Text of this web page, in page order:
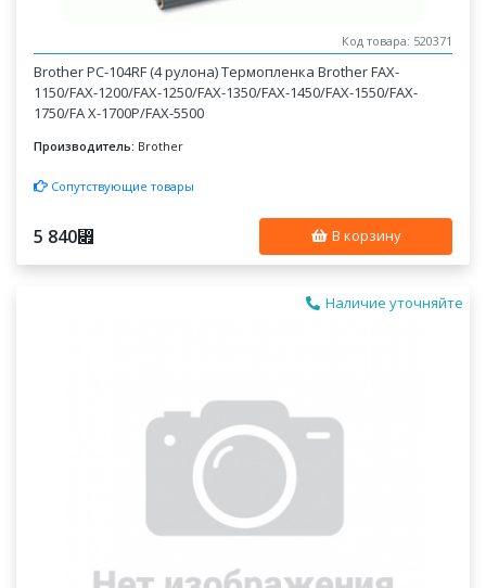
Код товара: 520371
Brother PC-104RF (4 рулона) Термопленка Brother FAX-
1150/FAX-1200/FAX-1250/FAX-1350/FAX-1450/FAX-1550/FAX-
1750/FA X-1700P/FAX-5500
Производитель: Brother
Сопутствующие товары
5 840⃏ В корзину
Наличие уточняйте